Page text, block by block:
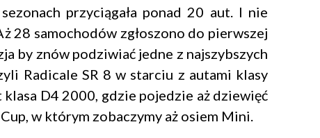
przyciągała ponad 20 aut. I nie
28 samochodów zgłoszono do pierwszej
by znów podziwiać jedne z najszybszych
Radicale SR 8 w starciu z autami klasy
D4 2000, gdzie pojedzie aż dziewięć
w którym zobaczymy aż osiem Mini.